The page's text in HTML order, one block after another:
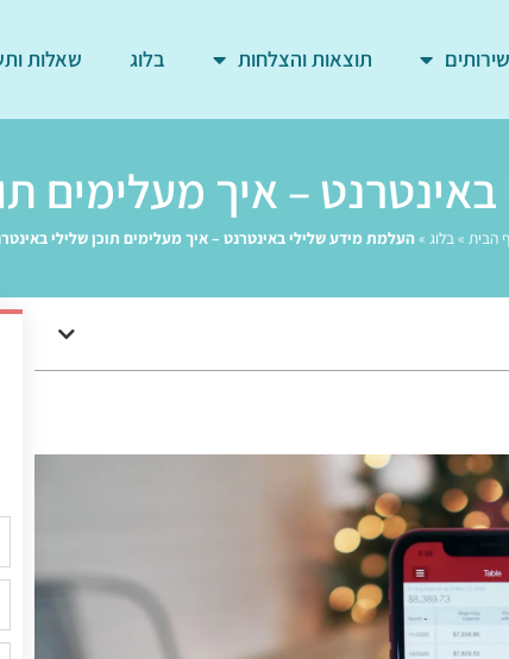
שירותים תוצאות והצלחות בלוג שאלות
– איך מעלימים
הבית »בלוג » העלמת מידע שלילי באינטרנט – איך מעלימים תוכן שלילי